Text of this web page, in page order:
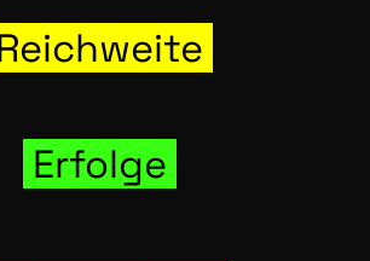
Erfol­ge